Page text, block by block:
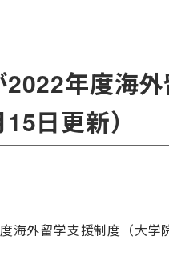
年度海外
日更新）
外留学支援制度（大学